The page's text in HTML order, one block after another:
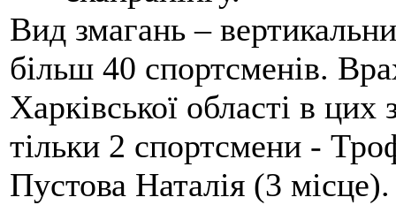
Вид змагань –
більш 40 спортсменів.
Харківської області в
тільки 2 спортсмени -
Пустова Наталія (3 місце).